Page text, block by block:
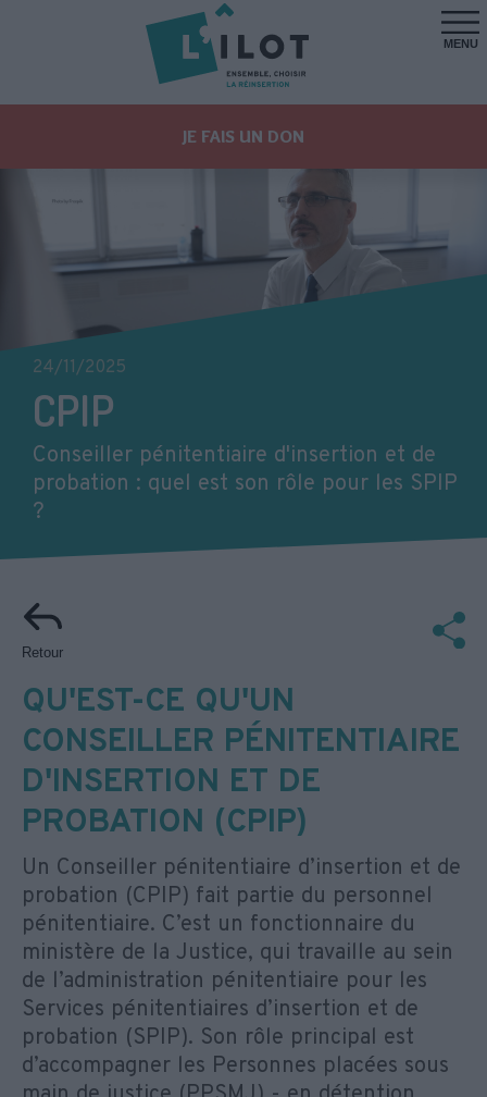
MENU
JE FAIS UN DON
24/11/2025
CPIP
Conseiller pénitentiaire d'insertion et de
probation : quel est son rôle pour les SPIP
?
Retour
QU'EST-CE QU'UN
CONSEILLER PÉNITENTIAIRE
D'INSERTION ET DE
PROBATION (CPIP)
Un Conseiller pénitentiaire d’insertion et de
probation (CPIP) fait partie du personnel
pénitentiaire. C’est un fonctionnaire du
ministère de la Justice, qui travaille au sein
de l’administration pénitentiaire pour les
Services pénitentiaires d’insertion et de
probation (SPIP). Son rôle principal est
d’accompagner les Personnes placées sous